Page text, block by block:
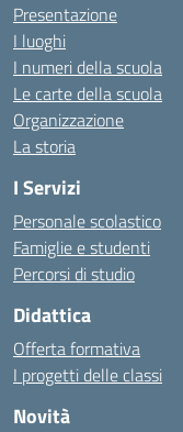
Presentazione
I luoghi
I numeri della scuola
Le carte della scuola
Organizzazione
La storia
I Servizi
Personale scolastico
Famiglie e studenti
Percorsi di studio
Didattica
Offerta formativa
I progetti delle classi
Novità